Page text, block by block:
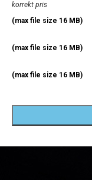
korrekt pris
(max file size 16 MB)
(max file size 16 MB)
(max file size 16 MB)